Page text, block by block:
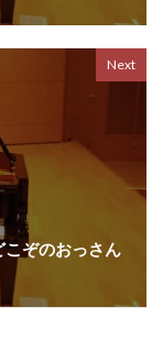
Next
ぞのおっさん